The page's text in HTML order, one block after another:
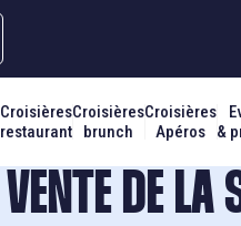
Croisières
restaurant
Croisières
brunch
Croisières
Apéros
&
PRIVATISATION OU GROUPE,
Un professionnel ?
INFOS PRATIQUES
La compagnie
DE